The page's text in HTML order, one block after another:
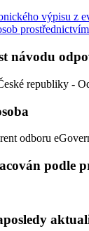
výpisu z
návodu
republiky -
odboru
podle